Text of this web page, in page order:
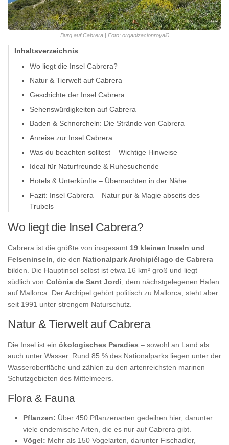
Burg auf Cabrera | Foto: organizacionroyal0
Inhaltsverzeichnis
Wo liegt die Insel Cabrera?
Natur & Tierwelt auf Cabrera
Geschichte der Insel Cabrera
Sehenswürdigkeiten auf Cabrera
Baden & Schnorcheln: Die Strände von Cabrera
Anreise zur Insel Cabrera
Was du beachten solltest – Wichtige Hinweise
Ideal für Naturfreunde & Ruhesuchende
Hotels & Unterkünfte – Übernachten in der Nähe
Fazit: Insel Cabrera – Natur pur & Magie abseits des
Trubels
Wo liegt die Insel Cabrera?
Cabrera ist die größte von insgesamt 19 kleinen Inseln und
Felseninseln , die den Nationalpark Archipiélago de Cabrera
bilden. Die Hauptinsel selbst ist etwa 16 km² groß und liegt
südlich von Colònia de Sant Jordi , dem nächstgelegenen Hafen
auf Mallorca. Der Archipel gehört politisch zu Mallorca, steht aber
seit 1991 unter strengem Naturschutz.
Natur & Tierwelt auf Cabrera
Die Insel ist ein ökologisches Paradies – sowohl an Land als
auch unter Wasser. Rund 85 % des Nationalparks liegen unter der
Wasseroberfläche und zählen zu den artenreichsten marinen
Schutzgebieten des Mittelmeers.
Flora & Fauna
Pflanzen: Über 450 Pflanzenarten gedeihen hier, darunter
viele endemische Arten, die es nur auf Cabrera gibt.
Vögel: Mehr als 150 Vogelarten, darunter Fischadler,